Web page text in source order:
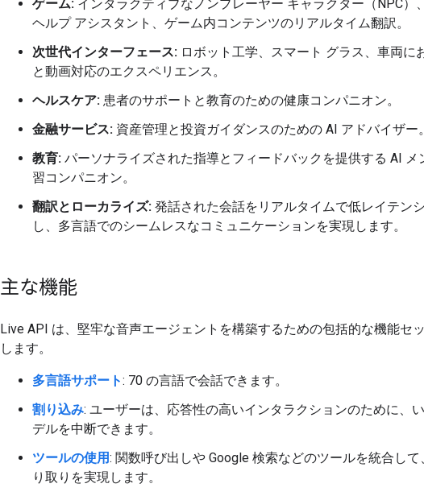
ゲーム: インタラクティブなノンプレーヤー キャラクター（NPC）
ヘルプ アシスタント、ゲーム内コンテンツのリアルタイム翻訳。
次世代インターフェース: ロボット工学、スマート グラス、車両に
と動画対応のエクスペリエンス。
ヘルスケア: 患者のサポートと教育のための健康コンパニオン。
金融サービス: 資産管理と投資ガイダンスのための AI アドバイザー。
教育: パーソナライズされた指導とフィードバックを提供する AI メ
習コンパニオン。
翻訳とローカライズ: 発話された会話をリアルタイムで低レイテン
し、多言語でのシームレスなコミュニケーションを実現します。
主な機能
Live API は、堅牢な音声エージェントを構築するための包括的な機能セ
します。
多言語サポート: 70 の言語で会話できます。
割り込み: ユーザーは、応答性の高いインタラクションのために、
デルを中断できます。
ツールの使用: 関数呼び出しや Google 検索などのツールを統合し
り取りを実現します。